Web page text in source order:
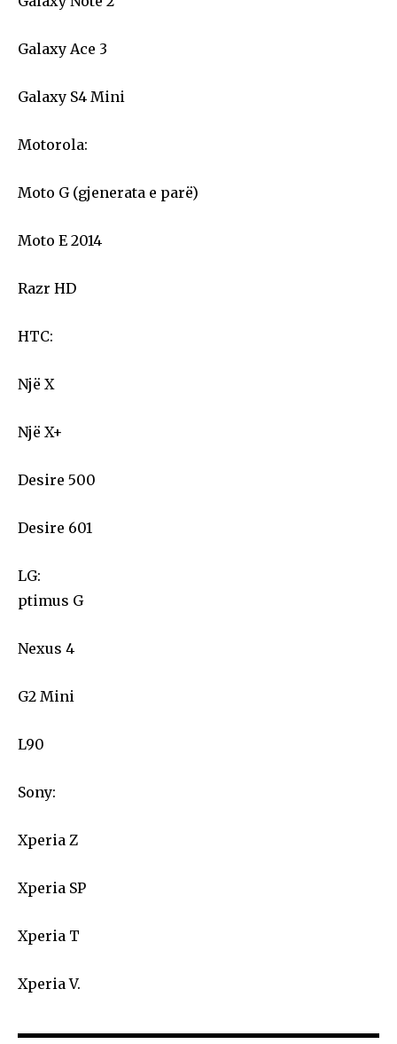
Galaxy Ace 3
Galaxy S4 Mini
Motorola:
Moto G (gjenerata e parë)
Moto E 2014
Razr HD
HTC:
Një X
Një X+
Desire 500
Desire 601
LG:
ptimus G
Nexus 4
G2 Mini
L90
Sony:
Xperia Z
Xperia SP
Xperia T
Xperia V.